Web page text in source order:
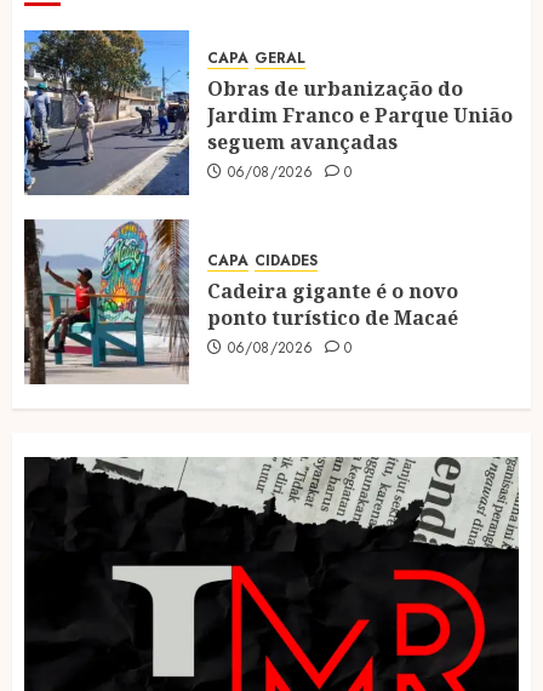
CAPA GERAL
Obras de urbanização do
Jardim Franco e Parque União
seguem avançadas
06/08/2026 0
CAPA CIDADES
Cadeira gigante é o novo
ponto turístico de Macaé
06/08/2026 0